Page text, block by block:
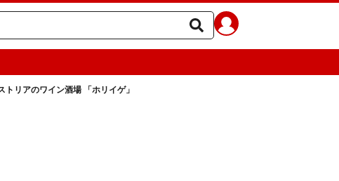
トリアのワイン酒場 「ホリイゲ」